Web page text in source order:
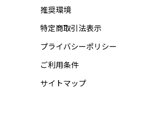
推奨環境
特定商取引法表示
プライバシーポリシー
ご利用条件
サイトマップ